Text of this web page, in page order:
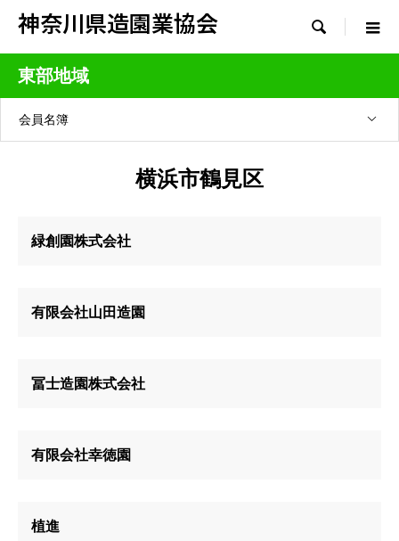
神奈川県造園業協会 
東部地域
会員名簿
横浜市鶴見区
緑創園株式会社
有限会社山田造園
冨士造園株式会社
有限会社幸徳園
植進